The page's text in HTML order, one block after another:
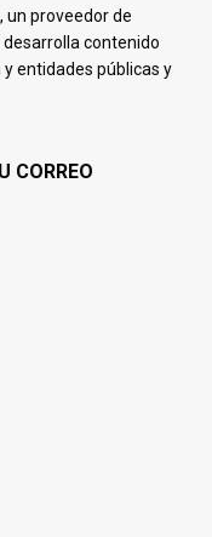
un proveedor de
contenido
entidades públicas y
CORREO